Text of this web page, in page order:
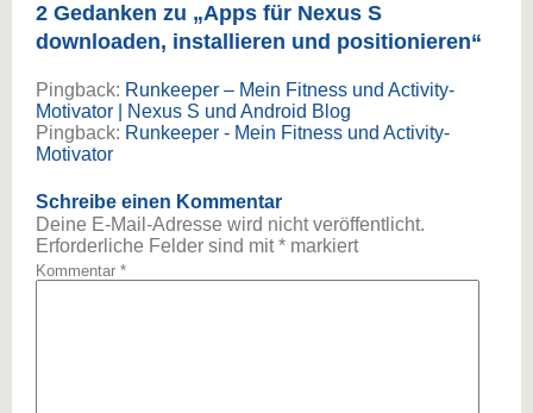
2 Gedanken zu „Apps für Nexus S
downloaden, installieren und positionieren“
Pingback: Runkeeper – Mein Fitness und Activity-
Motivator | Nexus S und Android Blog
Pingback: Runkeeper - Mein Fitness und Activity-
Motivator
Schreibe einen Kommentar
Deine E-Mail-Adresse wird nicht veröffentlicht.
Erforderliche Felder sind mit* markiert
Kommentar *